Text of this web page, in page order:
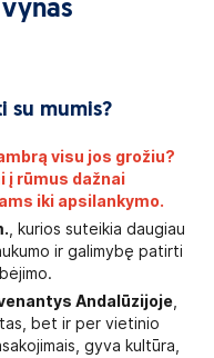
su mumis?
visu jos grožiu?
į rūmus dažnai
iki apsilankymo.
, kurios suteikia daugiau
ir galimybę patirti
Andalūzijoje
bet ir per vietinio
gyva kultūra,